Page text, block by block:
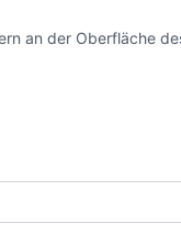
an der Oberfläche